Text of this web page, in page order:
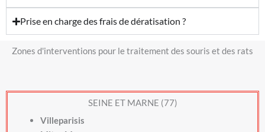
Prise en charge des frais de dératisation ?
Zones d'interventions pour le traitement des souris et des rats
SEINE ET MARNE (77)
Villeparisis